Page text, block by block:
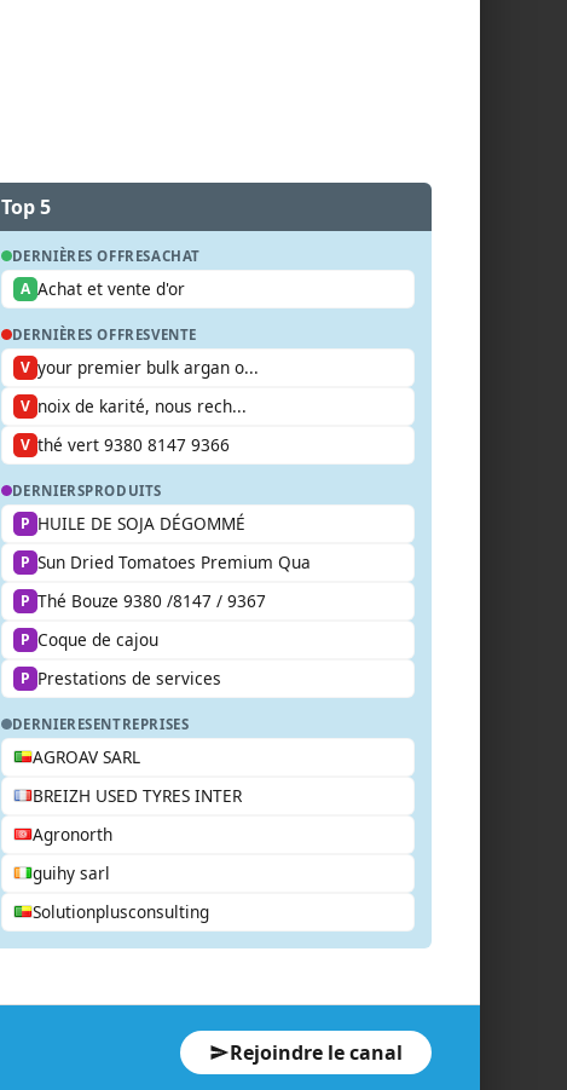
Top 5
DERNIÈRES OFFRESACHAT
A Achat et vente d'or
DERNIÈRES OFFRESVENTE
V your premier bulk argan o...
V noix de karité, nous rech...
V thé vert 9380 8147 9366
DERNIERSPRODUITS
P HUILE DE SOJA DÉGOMMÉ
P Sun Dried Tomatoes Premium Qua
P Thé Bouze 9380 /8147 / 9367
P Coque de cajou
P Prestations de services
DERNIERESENTREPRISES
AGROAV SARL
BREIZH USED TYRES INTER
Agronorth
guihy sarl
Solutionplusconsulting
Rejoindre le canal